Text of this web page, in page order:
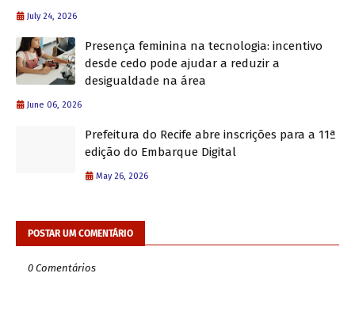
July 24, 2026
Presença feminina na tecnologia: incentivo
desde cedo pode ajudar a reduzir a
desigualdade na área
June 06, 2026
Prefeitura do Recife abre inscrições para a 11ª
edição do Embarque Digital
May 26, 2026
POSTAR UM COMENTÁRIO
0 Comentários